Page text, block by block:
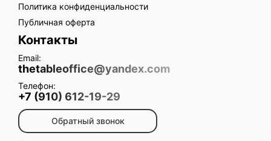
Политика конфиденциальности
Публичная оферта
Контакты
Email:
thetableoffice@yandex.com
Телефон:
+7 (910) 612-19-29
Обратный звонок